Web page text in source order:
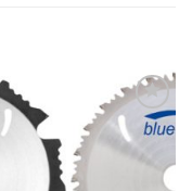
Meine